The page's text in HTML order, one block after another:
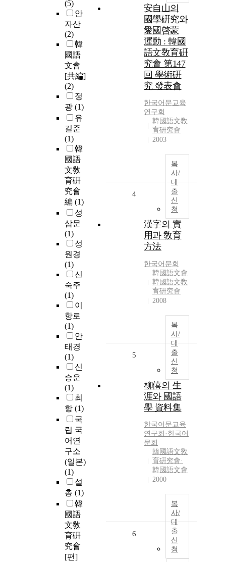
(5)
안
자산
(2)
韓
國語
文會
[共編]
(2)
정
광 (1)
유
길준
(1)
韓
國語
文敎
育硏
究會
編 (1)
성
삼문
(1)
성
원경
(1)
신
숙주
(1)
이
항로
(1)
안
태경
(1)
신
승운
(1)
최
항 (1)
국
립 국
어연
구소
(일본)
(1)
설
총 (1)
韓
國語
文敎
育硏
究會
[편]
安自山의
國學硏究와
愛國啓蒙
運動 : 韓國
語文敎育硏
究會 第147
回 學術硏
究 發表會
한국어문교육
연구회
韓國語文敎
育硏究會
2003
복
사/
대
출
신
청
4
漢字의 實
用과 敎育
方法
한국어문회
韓國語文會
韓國語文敎
育硏究會
2008
복
사/
대
출
신
청
5
柳僖의 生
涯와 國語
學 資料集
한국어문교육
연구회·한국어
문회
韓國語文敎
育硏究會·
韓國語文會
2000
복
사/
대
출
신
청
6